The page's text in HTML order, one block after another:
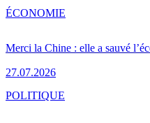
Merci la Chine : elle a sauvé
27.07.2026
ÉCONOMIE
POLITIQUE